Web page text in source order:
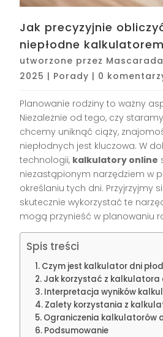
Jak precyzyjnie
niepłodne
utworzone przez
2025 | Porady | 0
Planowanie rodziny to ważny
Niezależnie od tego, czy
chcemy uniknąć ciąży,
niepłodnych jest kluczowa. W
technologii, kalkulatory online
niezastąpionym narzędziem w
określaniu tych dni. Przyjrzyjmy
skutecznie wykorzystać te
mogą przynieść w planowaniu
Spis treści
Czym jest kalkulator dni
Jak korzystać z kalkulatora
Interpretacja wyników
Zalety korzystania z
Ograniczenia kalkulatorów
Podsumowanie